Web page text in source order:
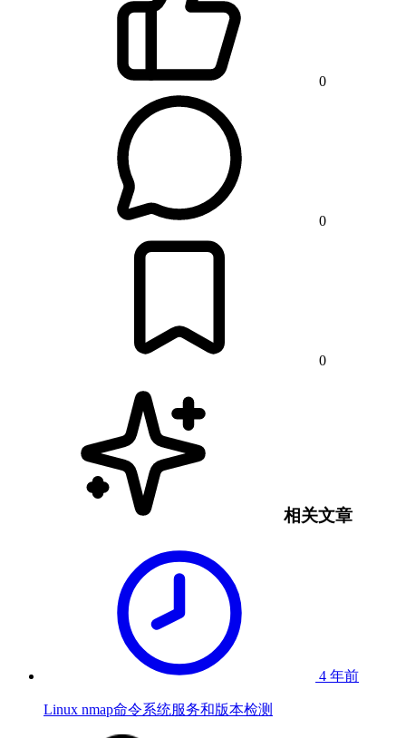
0
0
0
相关文章
4 年前
Linux nmap命令系统服务和版本检测